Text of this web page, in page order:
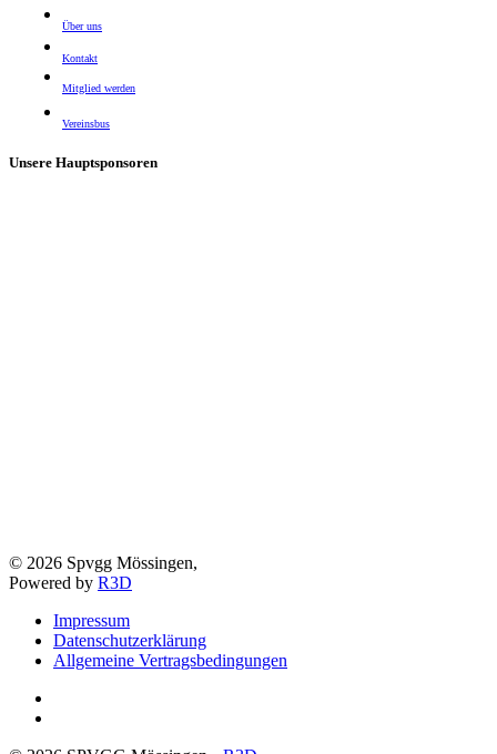
Über uns
Kontakt
Mitglied werden
Vereinsbus
Unsere Hauptsponsoren
© 2026 Spvgg Mössingen,
Powered by R3D
Impressum
Datenschutzerklärung
Allgemeine Vertragsbedingungen